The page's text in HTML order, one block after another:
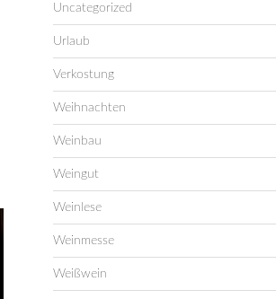
Uncategorized
Urlaub
Verkostung
Weihnachten
Weinbau
Weingut
Weinlese
Weinmesse
Weißwein